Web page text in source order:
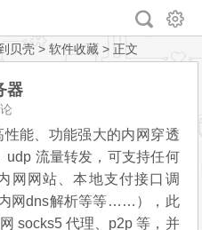
贝壳 >软件收藏 > 正文
器
能、功能强大的内网穿透
udp 流量转发，可支持任何
网网站、本地支付接口调
网dns解析等等……），此
socks5 代理、p2p 等，并